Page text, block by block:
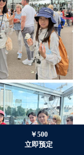
￥500
立即预定